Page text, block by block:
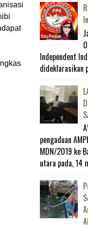
Independent
dideklarasikan
pengaduan
MDN/2019 ke
utara pada, 14